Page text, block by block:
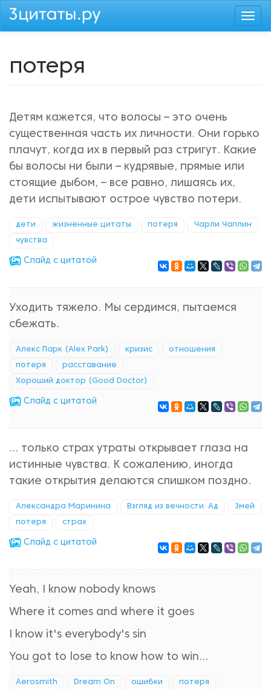
Перейти
потеря
Детям кажется, что волосы – это очень
существенная часть их личности. Они горько
плачут, когда их в первый раз стригут. Какие
бы волосы ни были – кудрявые, прямые или
стоящие дыбом, – все равно, лишаясь их,
дети испытывают острое чувство потери.
дети жизненные цитаты потеря Чарли Чаплин
чувства
Cлайд с цитатой
Уходить тяжело. Мы сердимся, пытаемся
сбежать.
Алекс Парк (Alex Park) кризис отношения
потеря расставание
Хороший доктор (Good Doctor)
Cлайд с цитатой
... только страх утраты открывает глаза на
истинные чувства. К сожалению, иногда
такие открытия делаются слишком поздно.
Александра Маринина Взгляд из вечности. Ад Змей
потеря страх
Cлайд с цитатой
Yeah, I know nobody knows
Where it comes and where it goes
I know it's everybody's sin
You got to lose to know how to win...
Aerosmith Dream On ошибки потеря